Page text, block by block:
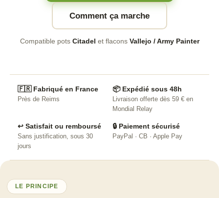
Comment ça marche
Compatible pots Citadel et flacons Vallejo / Army Painter
🇫🇷 Fabriqué en France
Près de Reims
📦 Expédié sous 48h
Livraison offerte dès 59 € en
Mondial Relay
↩️ Satisfait ou remboursé
Sans justification, sous 30
jours
🔒 Paiement sécurisé
PayPal · CB · Apple Pay
LE PRINCIPE